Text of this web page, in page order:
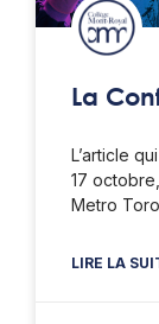
La
L’article
17
Metro
LIRE LA